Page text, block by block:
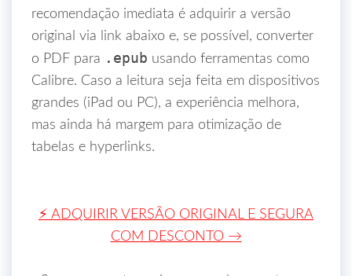
recomendação imediata é adquirir a versão
original via link abaixo e, se possível, converter
o PDF para .epub usando ferramentas como
Calibre. Caso a leitura seja feita em dispositivos
grandes (iPad ou PC), a experiência melhora,
mas ainda há margem para otimização de
tabelas e hyperlinks.
⚡ ADQUIRIR VERSÃO ORIGINAL E SEGURA
COM DESCONTO →